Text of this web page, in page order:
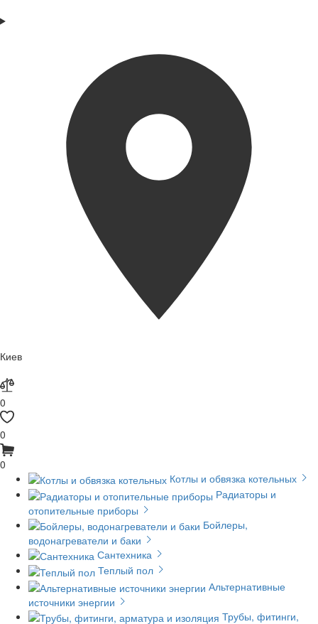
Киев
0
0
0
Котлы и обвязка котельных
Радиаторы и
отопительные приборы
Бойлеры,
водонагреватели и баки
Сантехника
Теплый пол
Альтернативные
источники энергии
Трубы, фитинги,